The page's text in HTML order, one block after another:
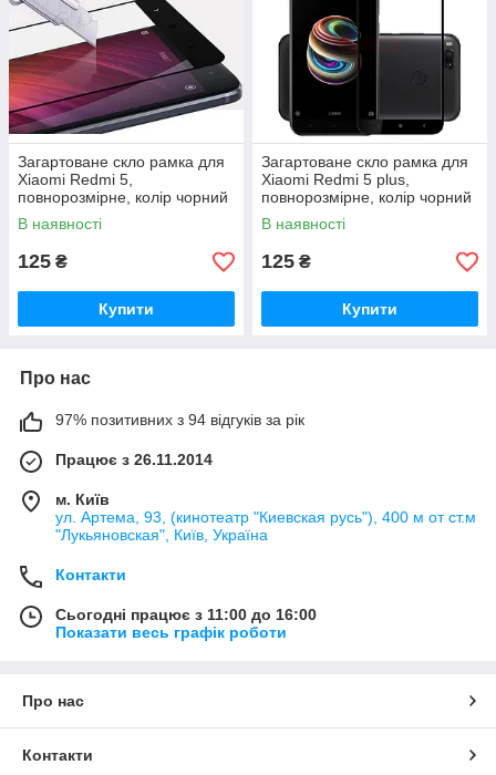
Загартоване скло рамка для
Xiaomi Redmi 5,
повнорозмірне, колір чорний
В наявності
125 ₴
Купити
Загартоване скло рамка для
Xiaomi Redmi 5 plus,
повнорозмірне, колір чорний
В наявності
125 ₴
Купити
Про нас
97% позитивних з 94 відгуків за рік
Працює з 26.11.2014
м. Київ
ул. Артема, 93, (кинотеатр "Киевская русь"), 400 м от ст.м
"Лукьяновская", Київ, Україна
Контакти
Сьогодні працює з 11:00 до 16:00
Показати весь графік роботи
Про нас
Контакти